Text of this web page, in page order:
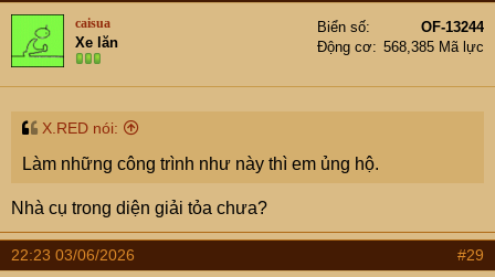
caisua
Xe lăn
Biển số
OF-13244
Động cơ
568,385 Mã lực
X.RED nói:
Làm những công trình như này thì em ủng hộ.
Nhà cụ trong diện giải tỏa chưa?
22:23 03/06/2026 #29